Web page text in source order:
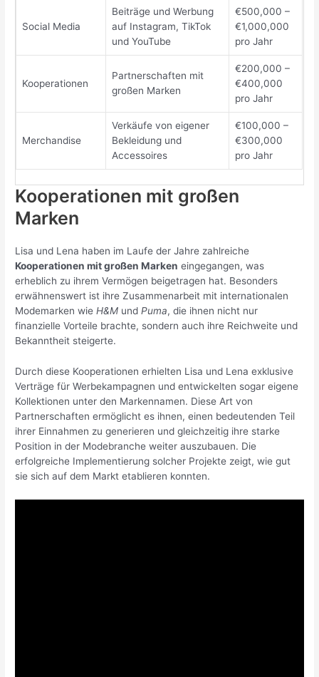
Social Media
Beiträge und Werbung
auf Instagram, TikTok
und YouTube
€500,000 –
€1,000,000
pro Jahr
Kooperationen
Partnerschaften mit
großen Marken
€200,000 –
€400,000
pro Jahr
Merchandise
Verkäufe von eigener
Bekleidung und
Accessoires
€100,000 –
€300,000
pro Jahr
Kooperationen mit großen
Marken
Lisa und Lena haben im Laufe der Jahre zahlreiche
Kooperationen mit großen Marken eingegangen, was
erheblich zu ihrem Vermögen beigetragen hat. Besonders
erwähnenswert ist ihre Zusammenarbeit mit internationalen
Modemarken wieH&M undPuma, die ihnen nicht nur
finanzielle Vorteile brachte, sondern auch ihre Reichweite und
Bekanntheit steigerte.
Durch diese Kooperationen erhielten Lisa und Lena exklusive
Verträge für Werbekampagnen und entwickelten sogar eigene
Kollektionen unter den Markennamen. Diese Art von
Partnerschaften ermöglicht es ihnen, einen bedeutenden Teil
ihrer Einnahmen zu generieren und gleichzeitig ihre starke
Position in der Modebranche weiter auszubauen. Die
erfolgreiche Implementierung solcher Projekte zeigt, wie gut
sie sich auf dem Markt etablieren konnten.